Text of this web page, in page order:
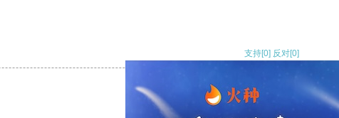
支持[0] 反对[0]